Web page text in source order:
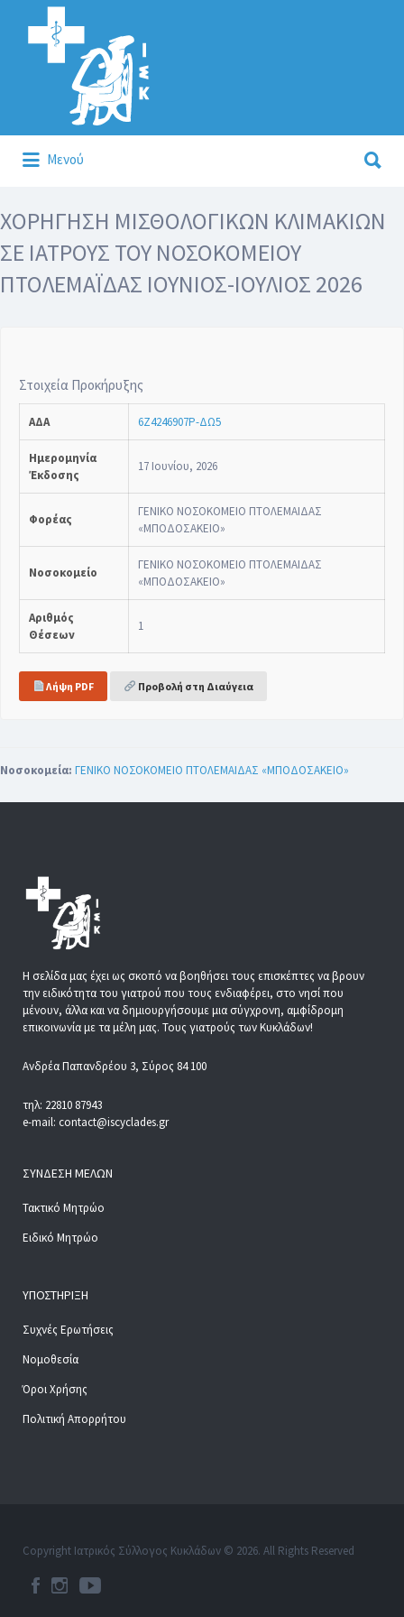
Αναζήτηση
για:
Μενού
για:
ΧΟΡΗΓΗΣΗ ΜΙΣΘΟΛΟΓΙΚΩΝ ΚΛΙΜΑΚΙΩΝ
ΣΕ ΙΑΤΡΟΥΣ ΤΟΥ ΝΟΣΟΚΟΜΕΙΟΥ
ΠΤΟΛΕΜΑΪΔΑΣ ΙΟΥΝΙΟΣ-ΙΟΥΛΙΟΣ 2026
Στοιχεία Προκήρυξης
ΑΔΑ 6Ζ4246907Ρ-ΔΩ5
Ημερομηνία
Έκδοσης
17 Ιουνίου, 2026
Φορέας
ΓΕΝΙΚΟ ΝΟΣΟΚΟΜΕΙΟ ΠΤΟΛΕΜΑΙΔΑΣ
«ΜΠΟΔΟΣΑΚΕΙΟ»
Νοσοκομείο
ΓΕΝΙΚΟ ΝΟΣΟΚΟΜΕΙΟ ΠΤΟΛΕΜΑΙΔΑΣ
«ΜΠΟΔΟΣΑΚΕΙΟ»
Αριθμός
Θέσεων
1
Λήψη PDF Προβολή στη Διαύγεια
Νοσοκομεία: ΓΕΝΙΚΟ ΝΟΣΟΚΟΜΕΙΟ ΠΤΟΛΕΜΑΙΔΑΣ «ΜΠΟΔΟΣΑΚΕΙΟ»
Η σελίδα μας έχει ως σκοπό να βοηθήσει τους επισκέπτες να βρουν
την ειδικότητα του γιατρού που τους ενδιαφέρει, στο νησί που
μένουν, άλλα και να δημιουργήσουμε μια σύγχρονη, αμφίδρομη
επικοινωνία με τα μέλη μας. Τους γιατρούς των Κυκλάδων!
Ανδρέα Παπανδρέου 3, Σύρος 84 100
τηλ: 22810 87943
e-mail: contact@iscyclades.gr
ΣΎΝΔΕΣΗ ΜΕΛΏΝ
Τακτικό Μητρώο
Ειδικό Μητρώο
ΥΠΟΣΤΉΡΙΞΗ
Συχνές Ερωτήσεις
Νομοθεσία
Όροι Χρήσης
Πολιτική Απορρήτου
Copyright Ιατρικός Σύλλογος Κυκλάδων © 2026. All Rights Reserved